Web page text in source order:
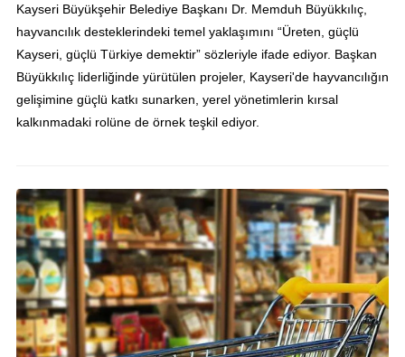
Kayseri Büyükşehir Belediye Başkanı Dr. Memduh Büyükkılıç,
hayvancılık desteklerindeki temel yaklaşımını “Üreten, güçlü
Kayseri, güçlü Türkiye demektir” sözleriyle ifade ediyor. Başkan
Büyükkılıç liderliğinde yürütülen projeler, Kayseri'de hayvancılığın
gelişimine güçlü katkı sunarken, yerel yönetimlerin kırsal
kalkınmadaki rolüne de örnek teşkil ediyor.